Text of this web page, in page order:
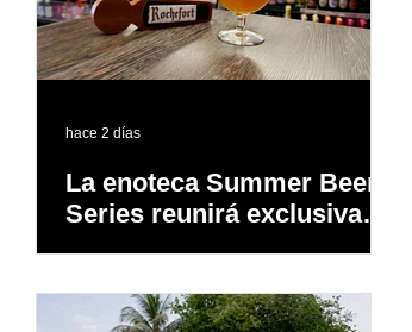
La enoteca Summer Beer
Series reunirá exclusivas
público
hace 2 días